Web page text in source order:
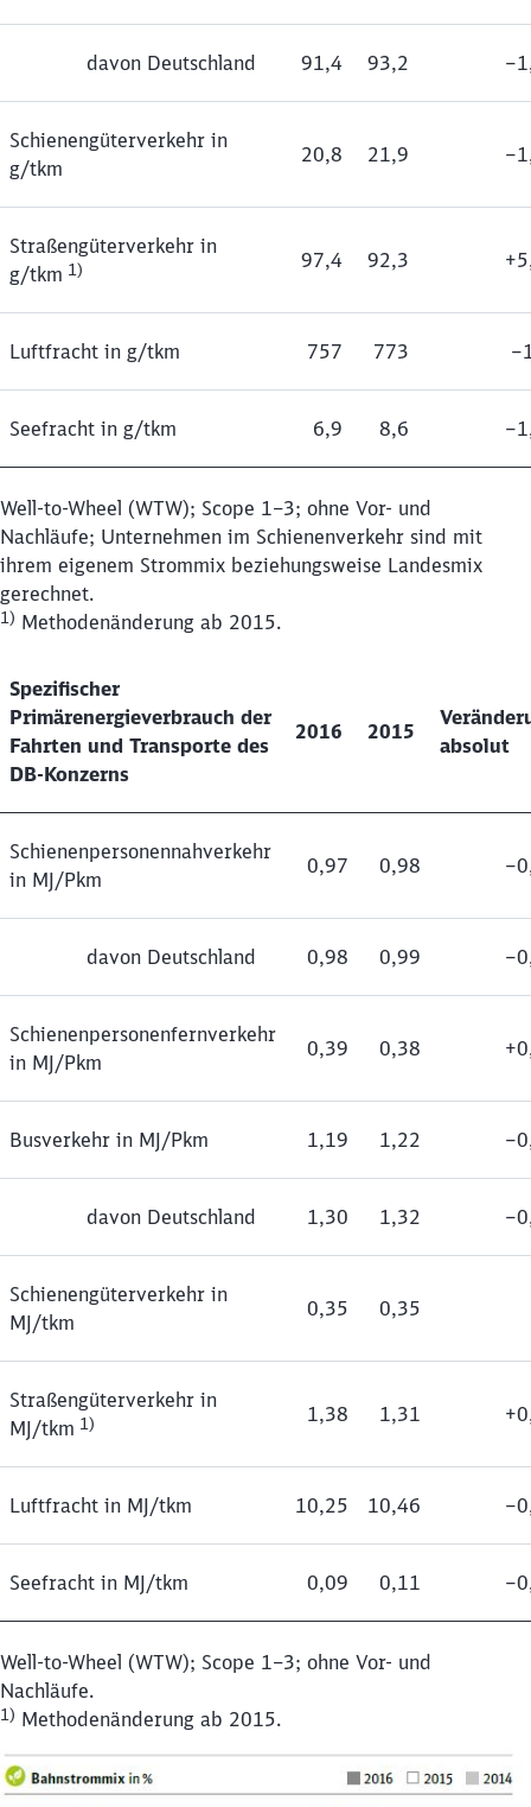
davon Deutschland 91,4 93,2
Schienengüterverkehr in
g/tkm
20,8 21,9
Straßengüterverkehr in
g/tkm 1) 97,4 92,3
Luftfracht in g/tkm 757 773
Seefracht in g/tkm 6,9 8,6
Well-to-Wheel (WTW); Scope 1–3; ohne Vor- und
Nachläufe; Unternehmen im Schienenverkehr sind mit
ihrem eigenem Strommix beziehungsweise Landesmix
gerechnet.
1) Methodenänderung ab 2015.
Spezifischer
Primärenergieverbrauch der
Fahrten und Transporte des
DB-Konzerns
2016 2015
absolut
Schienenpersonennahverkehr
in MJ/Pkm
0,97 0,98
davon Deutschland 0,98 0,99
Schienenpersonenfernverkehr
in MJ/Pkm
0,39 0,38
Busverkehr in MJ/Pkm 1,19 1,22
davon Deutschland 1,30 1,32
Schienengüterverkehr in
MJ/tkm
0,35 0,35
Straßengüterverkehr in
MJ/tkm 1) 1,38 1,31
Luftfracht in MJ/tkm 10,25 10,46
Seefracht in MJ/tkm 0,09 0,11
Well-to-Wheel (WTW); Scope 1–3; ohne Vor- und
Nachläufe.
1) Methodenänderung ab 2015.